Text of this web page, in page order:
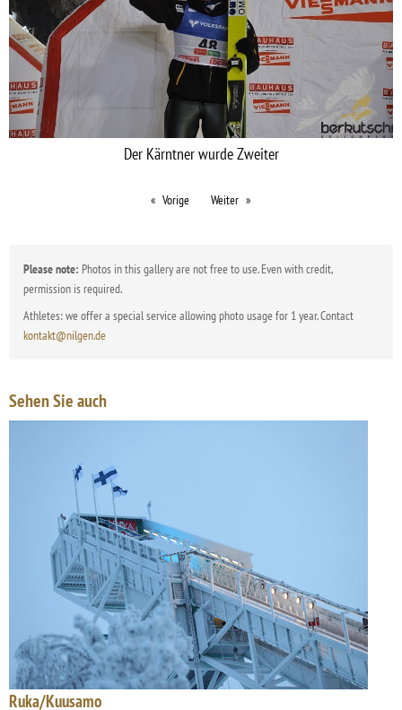
Der Kärntner wurde Zweiter
Vorige Weiter
Please note: Photos in this gallery are not free to use. Even with credit,
permission is required.
Athletes: we offer a special service allowing photo usage for 1 year. Contact
kontakt@nilgen.de
Sehen Sie auch
Ruka/Kuusamo